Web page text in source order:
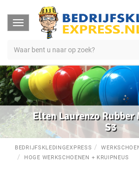
Toggle
navigation
Elten Laurenzo Rubber
S3
BEDRIJFSKLEDINGEXPRESS
HOGE WERKSCHOENEN + KRUIPNEUS